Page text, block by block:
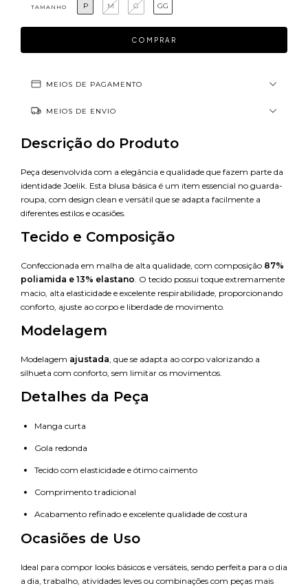
TAMANHO P M G GG
MEIOS DE PAGAMENTO
MEIOS DE ENVIO
Descrição do Produto
Peça desenvolvida com a elegância e qualidade que fazem parte da
identidade Joelik. Esta blusa básica é um item essencial no guarda-
roupa, com design clean e versátil que se adapta facilmente a
diferentes estilos e ocasiões.
Tecido e Composição
Confeccionada em malha de alta qualidade, com composição 87%
poliamida e 13% elastano. O tecido possui toque extremamente
macio, alta elasticidade e excelente respirabilidade, proporcionando
conforto, ajuste ao corpo e liberdade de movimento.
Modelagem
Modelagem ajustada, que se adapta ao corpo valorizando a
silhueta com conforto, sem limitar os movimentos.
Detalhes da Peça
Manga curta
Gola redonda
Tecido com elasticidade e ótimo caimento
Comprimento tradicional
Acabamento refinado e excelente qualidade de costura
Ocasiões de Uso
Ideal para compor looks básicos e versáteis, sendo perfeita para o dia
a dia, trabalho, atividades leves ou combinações com peças mais